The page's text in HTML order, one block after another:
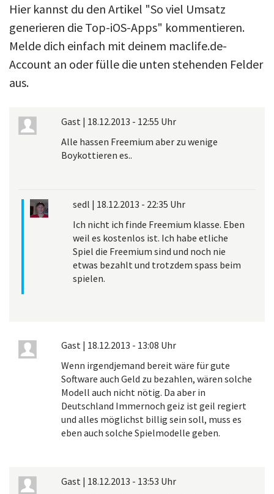
Hier kannst du den Artikel "So viel Umsatz
generieren die Top-iOS-Apps" kommentieren.
Melde dich einfach mit deinem maclife.de-
Account an oder fülle die unten stehenden Felder
aus.
Gast | 18.12.2013 - 12:55 Uhr
Alle hassen Freemium aber zu wenige
Boykottieren es..
sedl | 18.12.2013 - 22:35 Uhr
Ich nicht ich finde Freemium klasse. Eben
weil es kostenlos ist. Ich habe etliche
Spiel die Freemium sind und noch nie
etwas bezahlt und trotzdem spass beim
spielen.
Gast | 18.12.2013 - 13:08 Uhr
Wenn irgendjemand bereit wäre für gute
Software auch Geld zu bezahlen, wären solche
Modell auch nicht nötig. Da aber in
Deutschland Immernoch geiz ist geil regiert
und alles möglichst billig sein soll, muss es
eben auch solche Spielmodelle geben.
Gast | 18.12.2013 - 13:53 Uhr